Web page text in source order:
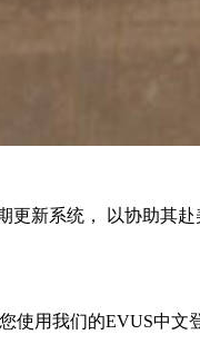
新系统， 以协助其
用我们的EVUS中文